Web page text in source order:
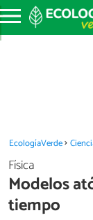
EcologíaVerde
Física
Modelos
tiempo